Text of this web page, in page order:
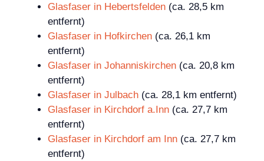
Glasfaser in Hebertsfelden (ca. 28,5 km
entfernt)
Glasfaser in Hofkirchen (ca. 26,1 km
entfernt)
Glasfaser in Johanniskirchen (ca. 20,8 km
entfernt)
Glasfaser in Julbach (ca. 28,1 km entfernt)
Glasfaser in Kirchdorf a.Inn (ca. 27,7 km
entfernt)
Glasfaser in Kirchdorf am Inn (ca. 27,7 km
entfernt)